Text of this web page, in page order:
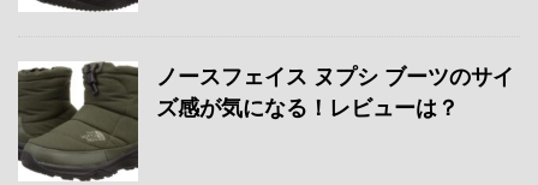
ノースフェイス ヌプシ ブーツのサイ
ズ感が気になる！レビューは？